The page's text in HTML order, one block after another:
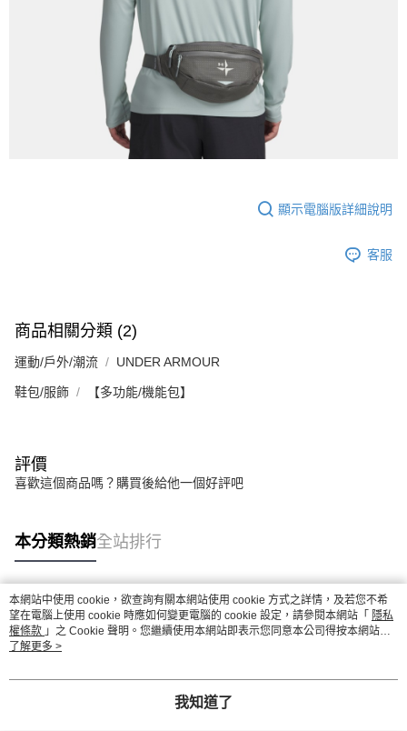
顯示電腦版詳細說明
客服
商品相關分類 (2)
運動/戶外/潮流 UNDER ARMOUR
鞋包/服飾 【多功能/機能包】
評價
喜歡這個商品嗎？購買後給他一個好評吧
本分類熱銷全站排行
熱門標籤
本網站中使用 cookie，欲查詢有關本網站使用 cookie 方式之詳情，及若您不希
望在電腦上使用 cookie 時應如何變更電腦的 cookie 設定，請參閱本網站「 隱私
權條款 」之 Cookie 聲明。您繼續使用本網站即表示您同意本公司得按本網站使
用條款之 Cookie 聲明使用 cookie。
了解更多 >
我知道了